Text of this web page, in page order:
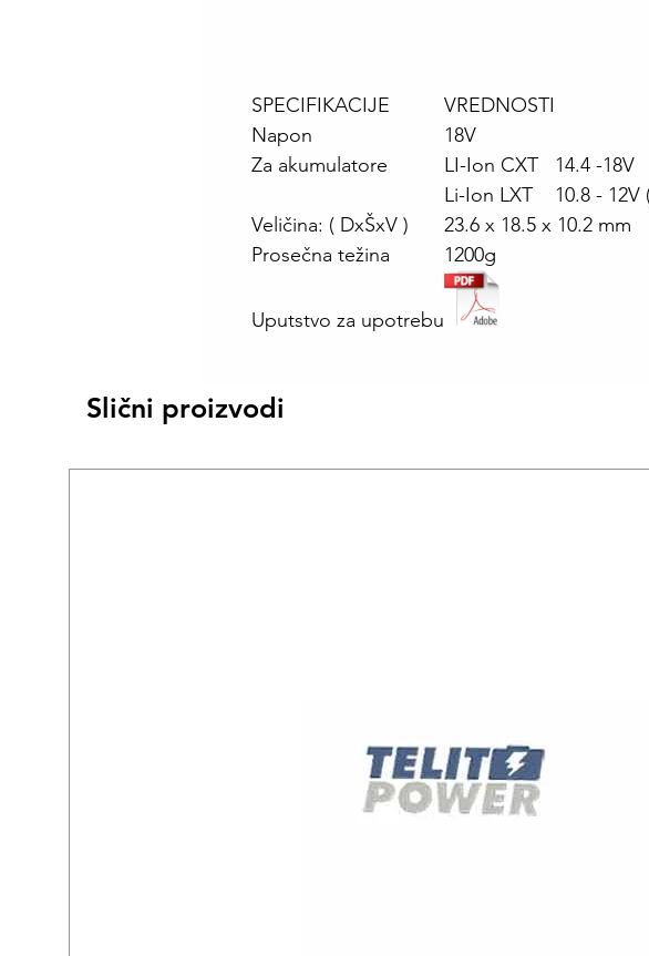
SPECIFIKACIJE
VREDNOSTI
Napon
18V
Za akumulatore
LI-Ion CXT 14.4 -18V
Li-Ion LXT 10.8 - 12V
Veličina: ( DxŠxV )
23.6 x 18.5 x 10.2 mm
Prosečna težina
1200g
Uputstvo za upotrebu
Slični proizvodi